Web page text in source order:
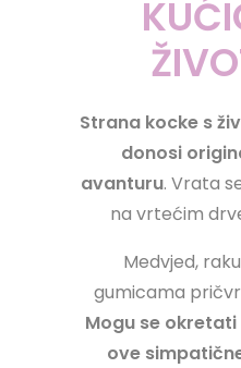
Strana kocke s
donosi
avanturu. Vrata
na vrtećim
Medvjed,
gumicama
Mogu se
ove